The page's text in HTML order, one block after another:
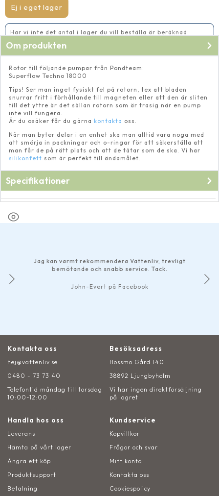
Ej i eget lager
18000
mängd
Har vi inte det antal i lager du vill beställa är beräknad
Om produkten
Rotor till följande pumpar från Pondteam:
Superflow Techno 18000
Tips! Ser man inget fysiskt fel på rotorn, tex att bladen
snurrar fritt i förhållande till magneten eller att den är sliten
till det yttre är det sällan rotorn som är trasig när en pump
inte vill fungera.
Är du osäker får du gärna kontakta oss.
När man byter delar i en enhet ska man alltid vara noga med
att smörja in packningar och o-ringar för att säkerställa att
man får de på rätt plats och att de tätar som de ska. Vi har
silikonfett som är perfekt till ändamålet.
Specifikationer
Jag kan varmt rekommendera Vattenliv, trevligt
bemötande och snabb service. Tack.
John-Evert på Facebook
Kontakta oss
hej@vattenliv.se
0480 - 73 73 40
Telefontid måndag till torsdag
10:00-12:00
Besöksadress
Hossmo Gård 140
38892 Ljungbyholm
Vi har ingen direktförsäljning
på lagret
Handla hos oss
Leverans
Hämta på vårt lager
Ångra ett köp
Produktsupport
Betalning
Kundservice
Köpvillkor
Frågor och svar
Mitt konto
Kontakta oss
Cookiespolicy